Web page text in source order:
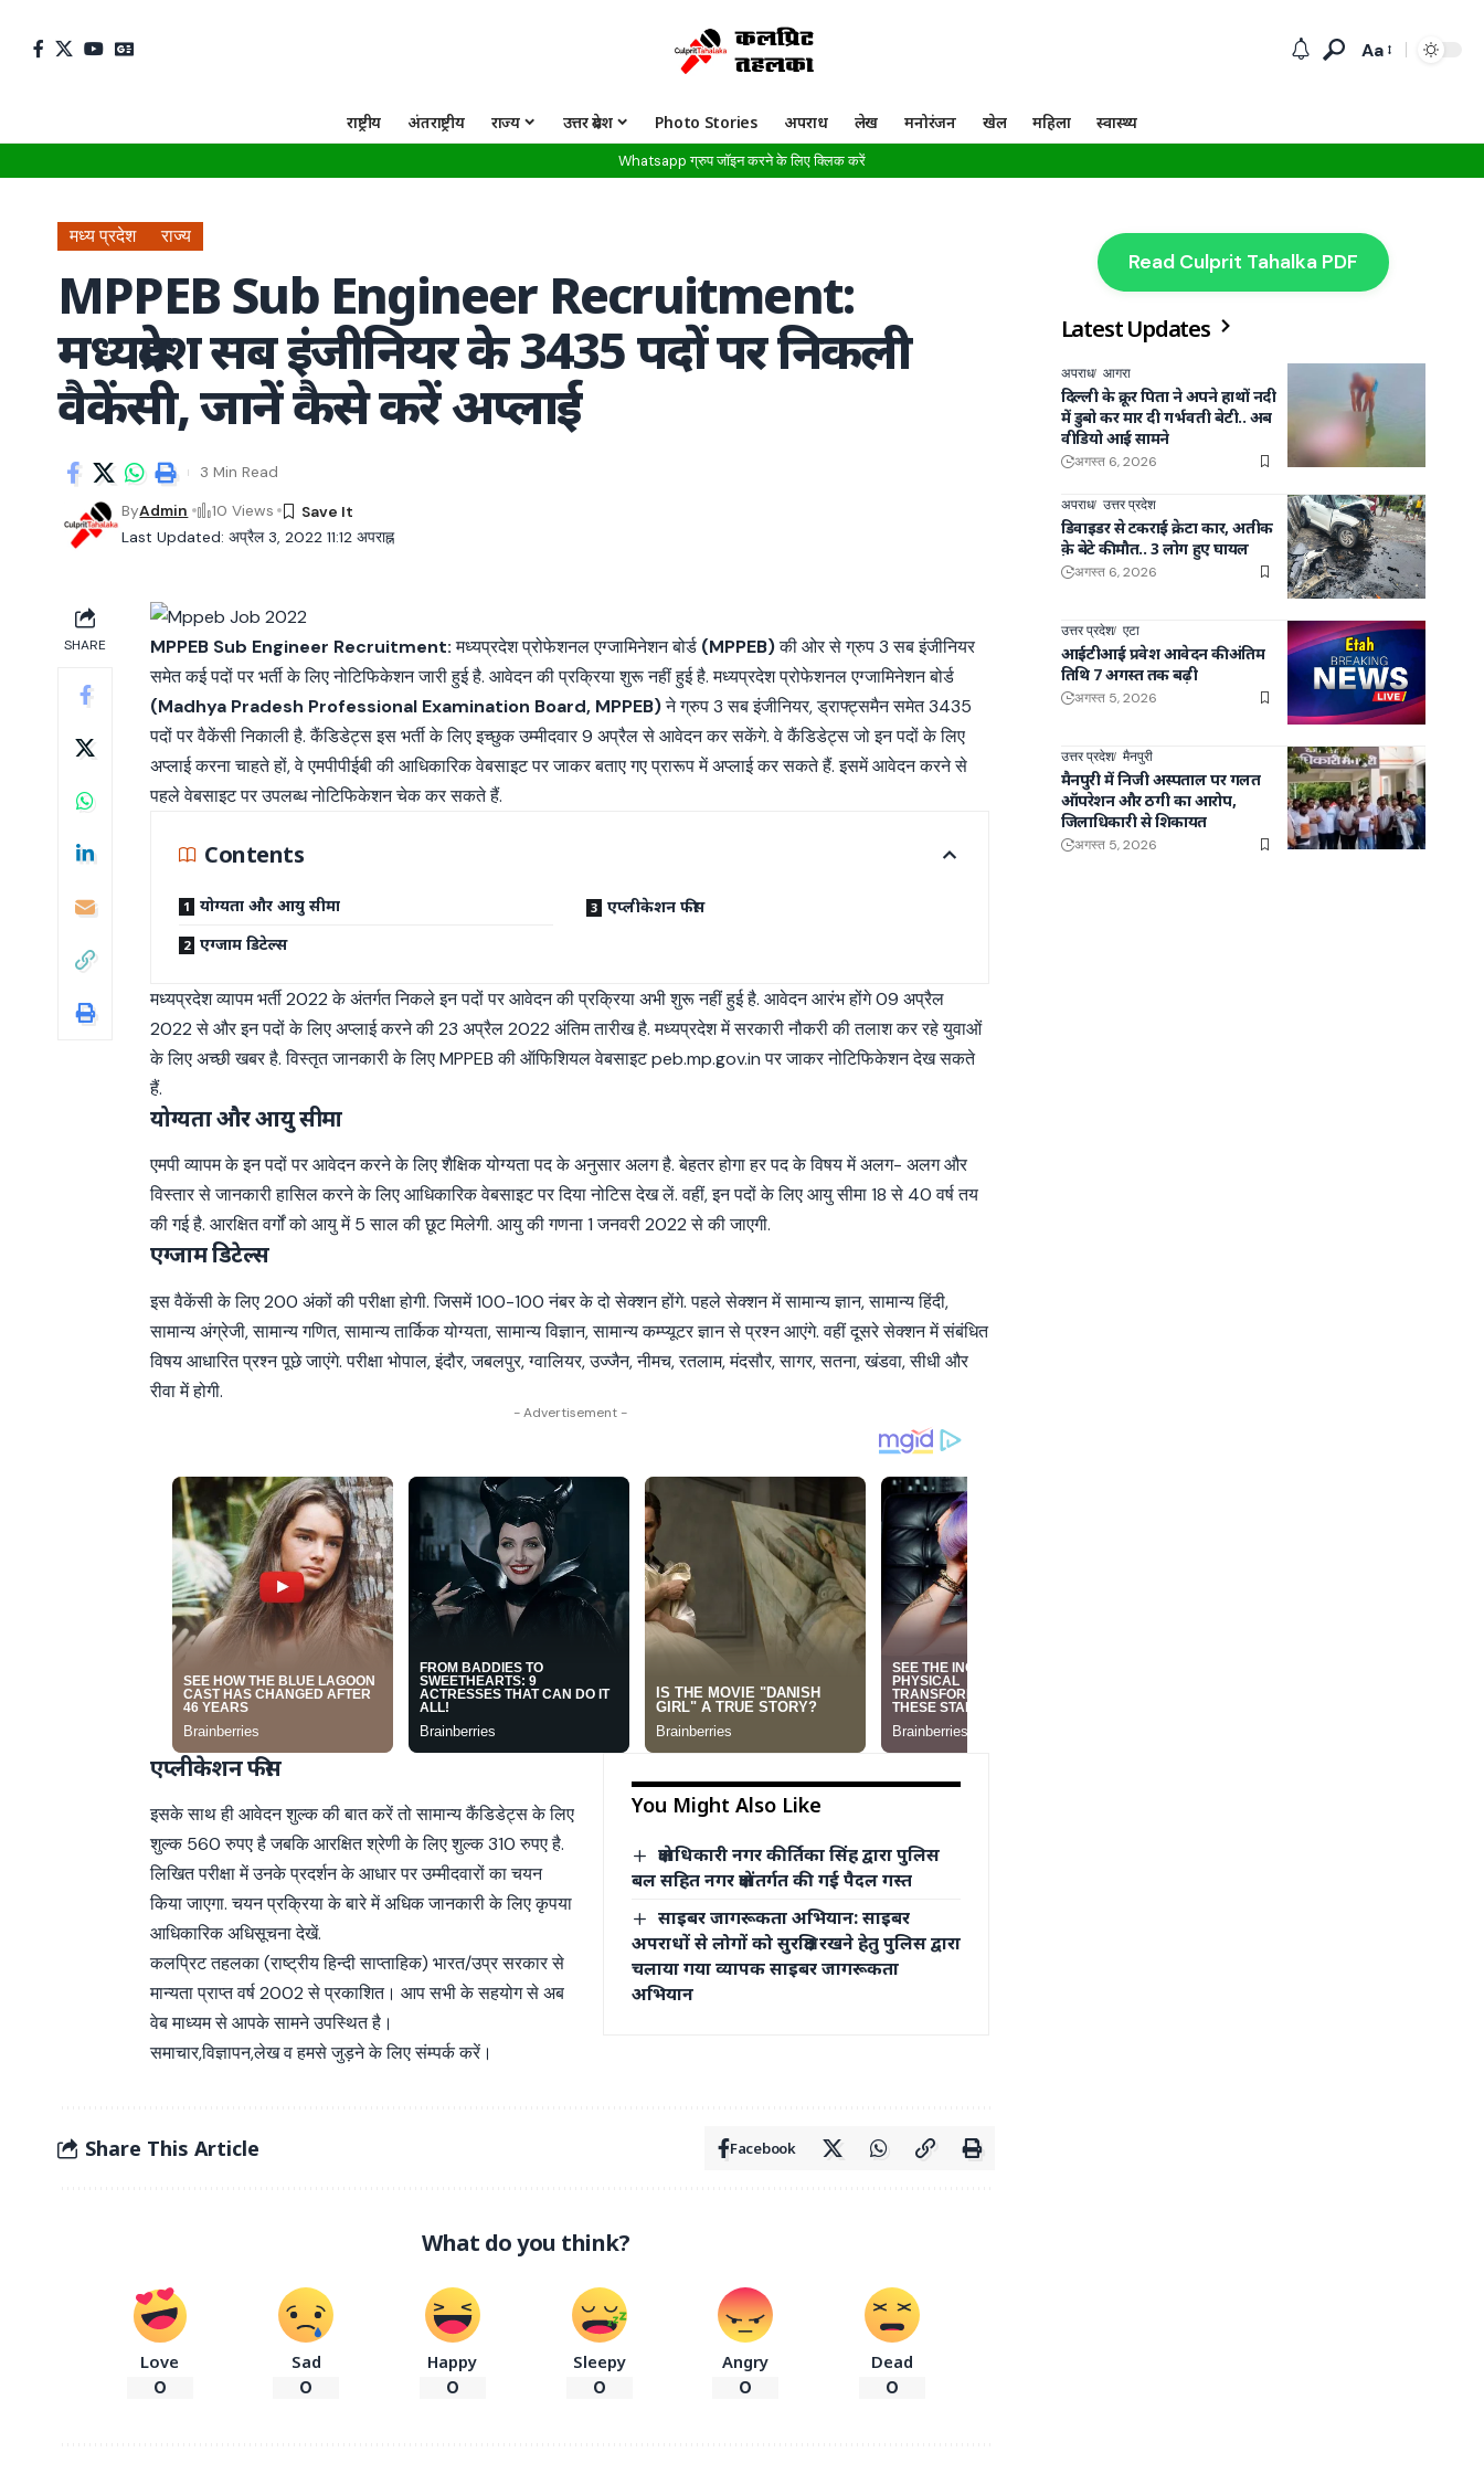
Aa
राष्ट्रीय अंतराष्ट्रीय राज्य उत्तर प्रदेश Photo Stories अपराध लेख मनोरंजन खेल महिला स्वास्थ्य
Whatsapp ग्रुप जॉइन करने के लिए क्लिक करें
मध्य प्रदेश राज्य
MPPEB Sub Engineer Recruitment:
मध्यप्रदेश सब इंजीनियर के 3435 पदों पर निकली
वैकेंसी, जानें कैसे करें अप्लाई
Last Updated: अप्रैल 3, 2022 11:12 अपराह्न
ByAdmin 10 Views
3 Min Read
SHARE MPPEB Sub Engineer Recruitment:मध्यप्रदेश प्रोफेशनल एग्जामिनेशन बोर्ड (MPPEB)की ओर से ग्रुप 3 सब इंजीनियर
समेत कई पदों पर भर्ती के लिए नोटिफिकेशन जारी हुई है. आवेदन की प्रक्रिया शुरू नहीं हुई है. मध्यप्रदेश प्रोफेशनल एग्जामिनेशन बोर्ड
(Madhya Pradesh Professional Examination Board, MPPEB)ने ग्रुप 3 सब इंजीनियर, ड्राफ्ट्समैन समेत 3435
पदों पर वैकेंसी निकाली है. कैंडिडेट्स इस भर्ती के लिए इच्छुक उम्मीदवार 9 अप्रैल से आवेदन कर सकेंगे. वे कैंडिडेट्स जो इन पदों के लिए
अप्लाई करना चाहते हों, वे एमपीपीईबी की आधिकारिक वेबसाइट पर जाकर बताए गए प्रारूप में अप्लाई कर सकते हैं. इसमें आवेदन करने से
पहले वेबसाइट पर उपलब्ध नोटिफिकेशन चेक कर सकते हैं.
Contents
योग्यता और आयु सीमा
एग्जाम डिटेल्स
एप्लीकेशन फीस
मध्यप्रदेश व्यापम भर्ती 2022 के अंतर्गत निकले इन पदों पर आवेदन की प्रक्रिया अभी शुरू नहीं हुई है. आवेदन आरंभ होंगे 09 अप्रैल
2022 से और इन पदों के लिए अप्लाई करने की 23 अप्रैल 2022 अंतिम तारीख है. मध्यप्रदेश में सरकारी नौकरी की तलाश कर रहे युवाओं
के लिए अच्छी खबर है. विस्तृत जानकारी के लिए MPPEB की ऑफिशियल वेबसाइट peb.mp.gov.in पर जाकर नोटिफिकेशन देख सकते
हैं.
योग्यता और आयु सीमा
एमपी व्यापम के इन पदों पर आवेदन करने के लिए शैक्षिक योग्यता पद के अनुसार अलग है. बेहतर होगा हर पद के विषय में अलग- अलग और
विस्तार से जानकारी हासिल करने के लिए आधिकारिक वेबसाइट पर दिया नोटिस देख लें. वहीं, इन पदों के लिए आयु सीमा 18 से 40 वर्ष तय
की गई है. आरक्षित वर्गों को आयु में 5 साल की छूट मिलेगी. आयु की गणना 1 जनवरी 2022 से की जाएगी.
एग्जाम डिटेल्स
इस वैकेंसी के लिए 200 अंकों की परीक्षा होगी. जिसमें 100-100 नंबर के दो सेक्शन होंगे. पहले सेक्शन में सामान्य ज्ञान, सामान्य हिंदी,
सामान्य अंग्रेजी, सामान्य गणित, सामान्य तार्किक योग्यता, सामान्य विज्ञान, सामान्य कम्प्यूटर ज्ञान से प्रश्न आएंगे. वहीं दूसरे सेक्शन में संबंधित
विषय आधारित प्रश्न पूछे जाएंगे. परीक्षा भोपाल, इंदौर, जबलपुर, ग्वालियर, उज्जैन, नीमच, रतलाम, मंदसौर, सागर, सतना, खंडवा, सीधी और
रीवा में होगी.
- Advertisement -
You Might Also Like
क्षेत्राधिकारी नगर कीर्तिका सिंह द्वारा पुलिस
बल सहित नगर क्षेत्रांतर्गत की गई पैदल गस्त
साइबर जागरूकता अभियान: साइबर
अपराधों से लोगों को सुरक्षित रखने हेतु पुलिस द्वारा
चलाया गया व्यापक साइबर जागरूकता
अभियान
एप्लीकेशन फीस
इसके साथ ही आवेदन शुल्क की बात करें तो सामान्य कैंडिडेट्स के लिए
शुल्क 560 रुपए है जबकि आरक्षित श्रेणी के लिए शुल्क 310 रुपए है.
लिखित परीक्षा में उनके प्रदर्शन के आधार पर उम्मीदवारों का चयन
किया जाएगा. चयन प्रक्रिया के बारे में अधिक जानकारी के लिए कृपया
आधिकारिक अधिसूचना देखें.
कलप्रिट तहलका (राष्ट्रीय हिन्दी साप्ताहिक) भारत/उप्र सरकार से
मान्यता प्राप्त वर्ष 2002 से प्रकाशित। आप सभी के सहयोग से अब
वेब माध्यम से आपके सामने उपस्थित है।
समाचार,विज्ञापन,लेख व हमसे जुड़ने के लिए संम्पर्क करें।
Share This Article Facebook
What do you think?
Love
0
Sad
0
Happy
0
Sleepy
0
Angry
0
Dead
0
Read Culprit Tahalka PDF
Latest Updates
अपराध आगरा
दिल्ली के क्रूर पिता ने अपने हाथों नदी
में डुबो कर मार दी गर्भवती बेटी.. अब
वीडियो आई सामने
अगस्त 6, 2026
अपराध उत्तर प्रदेश
डिवाइडर से टकराई क्रेटा कार, अतीक
क़े बेटे की मौत.. 3 लोग हुए घायल
अगस्त 6, 2026
उत्तर प्रदेश एटा
आईटीआई प्रवेश आवेदन की अंतिम
तिथि 7 अगस्त तक बढ़ी
अगस्त 5, 2026
उत्तर प्रदेश मैनपुरी
मैनपुरी में निजी अस्पताल पर गलत
ऑपरेशन और ठगी का आरोप,
जिलाधिकारी से शिकायत
अगस्त 5, 2026